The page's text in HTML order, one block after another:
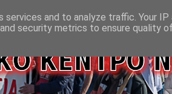
and to analyze traffic. Your IP
security metrics to ensure quality